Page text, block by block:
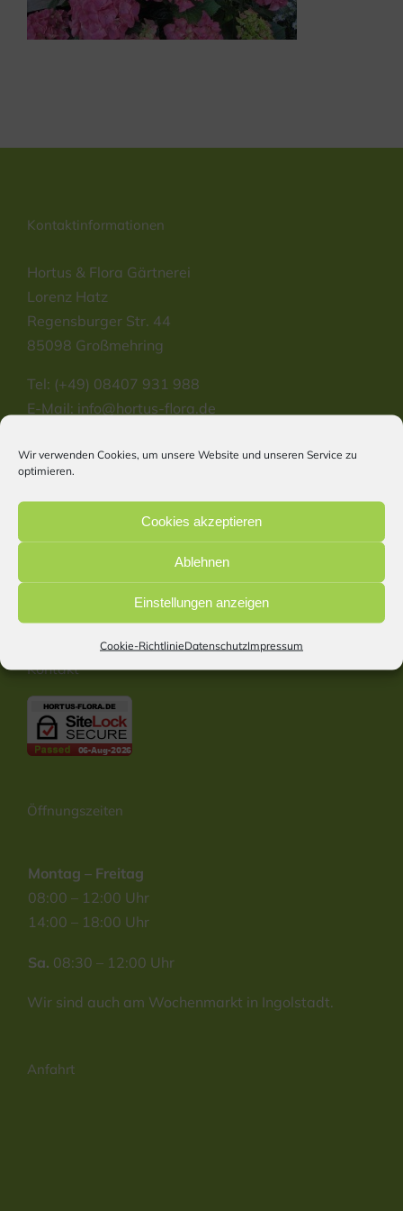
Wir verwenden Cookies, um unsere Website und unseren Service zu
optimieren.
Cookies akzeptieren
Ablehnen
Einstellungen anzeigen
Cookie-RichtlinieDatenschutzImpressum
Kontaktinformationen
Hortus & Flora Gärtnerei
Lorenz Hatz
Regensburger Str. 44
85098 Großmehring
Tel: (+49) 08407 931 988
E-Mail: info@hortus-flora.de
Information
Start
Cookie Richtlinie
Barrierefreiheitserklärung
Kontakt
Öffnungszeiten
Montag – Freitag
08:00 – 12:00 Uhr
14:00 – 18:00 Uhr
Sa. 08:30 – 12:00 Uhr
Wir sind auch am Wochenmarkt in Ingolstadt.
Anfahrt